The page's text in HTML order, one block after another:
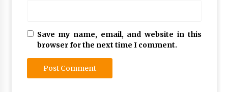
Save my name, email, and website in this
browser for the next time I comment.